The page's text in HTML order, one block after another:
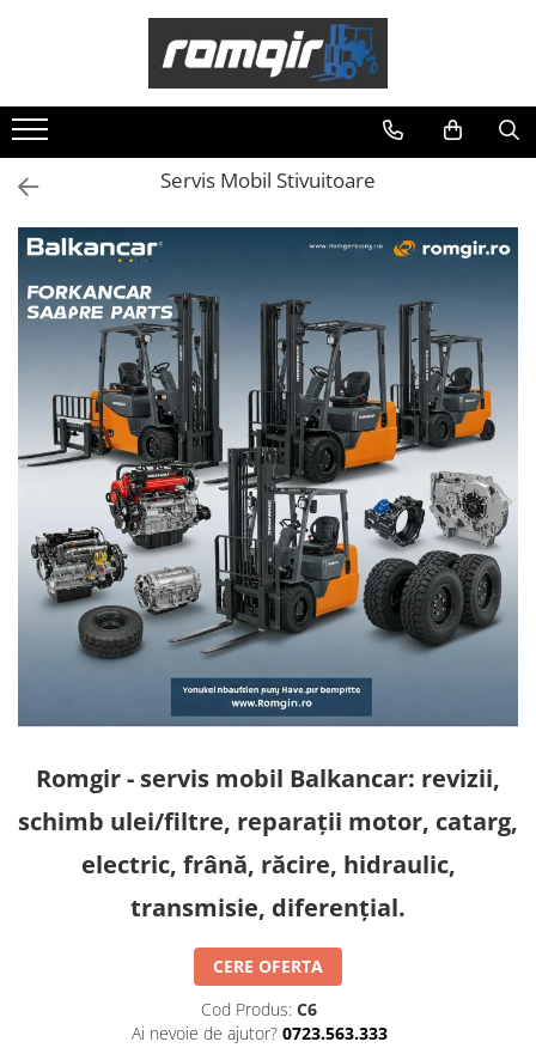
Piese Motor
Piese Motor D 2500
Piese Motor D 3900
Piese de Schimb Balkancar
Catarg Motostivuitor Balkancar
Alte Piese Catarg
Role Catarg
Piese Punte Fata
Butuci Balkancar
Piese Grup Diferențial
Piese Punte Față Motostivuitor
Planetare Balkancar
Sistem Alimentare Balkancar
Diverse Piese Alimentare
Duze Injector
Injectoare Balkancar
Pompe Alimentare
Transmisie Balkancar
Ambreiaj
Cardan Transmisie
Discuri Transmisie
Pompe Transmisie
Capete de Bară Motostivuitor
Servis Mobil Stivuitoare
Romgir - servis mobil Balkancar: revizii,
schimb ulei/filtre, reparații motor, catarg,
electric, frână, răcire, hidraulic,
transmisie, diferențial.
CERE OFERTA
Cod Produs: C6
Ai nevoie de ajutor? 0723.563.333